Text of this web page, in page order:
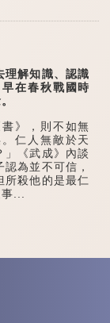
解知識、認識
在春秋戰國時
》，則不如無
仁人無敵於天
」《武成》內談
為並不可信，
所殺他的是最仁
...